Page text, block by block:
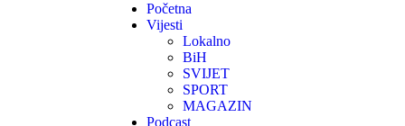
Početna
Vijesti
Lokalno
BiH
SVIJET
SPORT
MAGAZIN
Podcast